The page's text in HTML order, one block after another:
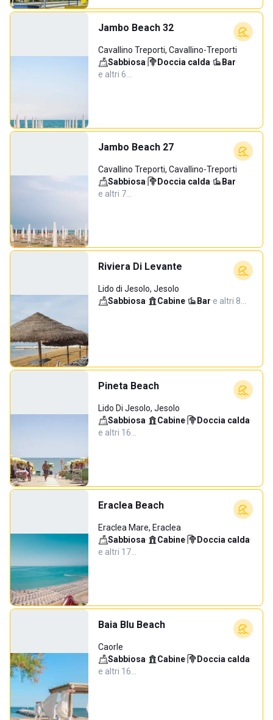
Jambo Beach 32
Cavallino Treporti, Cavallino-Treporti
Sabbiosa· Doccia calda· Bar·
e altri 6…
Jambo Beach 27
Cavallino Treporti, Cavallino-Treporti
Sabbiosa· Doccia calda· Bar·
e altri 7…
Riviera Di Levante
Lido di Jesolo, Jesolo
Sabbiosa· Cabine· Bar·e altri 8…
Pineta Beach
Lido Di Jesolo, Jesolo
Sabbiosa· Cabine· Doccia calda·
e altri 16…
Eraclea Beach
Eraclea Mare, Eraclea
Sabbiosa· Cabine· Doccia calda·
e altri 17…
Baia Blu Beach
Caorle
Sabbiosa· Cabine· Doccia calda·
e altri 16…